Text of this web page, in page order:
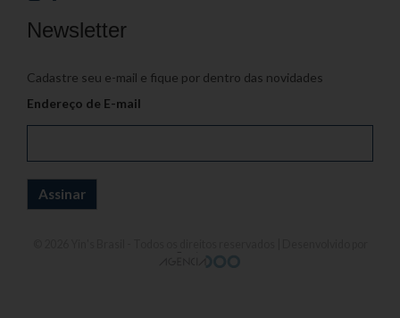
Newsletter
Cadastre seu e-mail e fique por dentro das novidades
Endereço de E-mail